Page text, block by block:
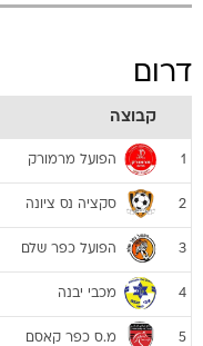
דרום
קבוצה
1 הפועל מרמורק
2 סקציה נס ציונה
3 הפועל כפר שלם
4 מכבי יבנה
5 מ.ס כפר קאסם